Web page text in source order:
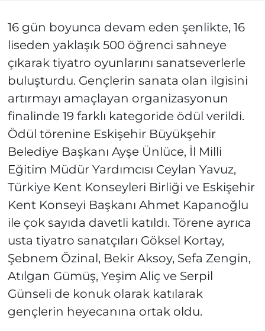
16 gün boyunca devam eden şenlikte, 16
liseden yaklaşık 500 öğrenci sahneye
çıkarak tiyatro oyunlarını sanatseverlerle
buluşturdu. Gençlerin sanata olan ilgisini
artırmayı amaçlayan organizasyonun
finalinde 19 farklı kategoride ödül verildi.
Ödül törenine Eskişehir Büyükşehir
Belediye Başkanı Ayşe Ünlüce, İl Milli
Eğitim Müdür Yardımcısı Ceylan Yavuz,
Türkiye Kent Konseyleri Birliği ve Eskişehir
Kent Konseyi Başkanı Ahmet Kapanoğlu
ile çok sayıda davetli katıldı. Törene ayrıca
usta tiyatro sanatçıları Göksel Kortay,
Şebnem Özinal, Bekir Aksoy, Sefa Zengin,
Atılgan Gümüş, Yeşim Aliç ve Serpil
Günseli de konuk olarak katılarak
gençlerin heyecanına ortak oldu.